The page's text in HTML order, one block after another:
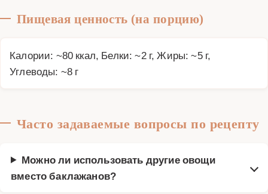
Пищевая ценность (на порцию)
Калории: ~80 ккал, Белки: ~2 г, Жиры: ~5 г,
Углеводы: ~8 г
Часто задаваемые вопросы по рецепту
Можно ли использовать другие овощи
вместо баклажанов?